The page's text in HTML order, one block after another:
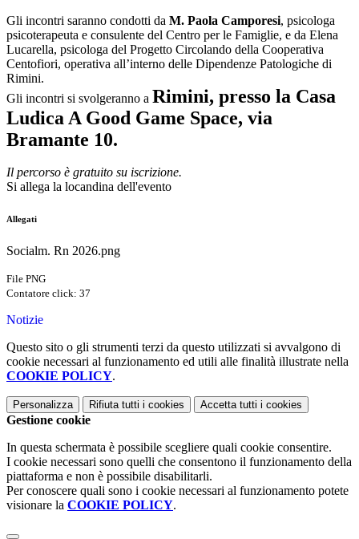
Gli incontri saranno condotti da M. Paola Camporesi, psicologa
psicoterapeuta e consulente del Centro per le Famiglie, e da Elena
Lucarella, psicologa del Progetto Circolando della Cooperativa
Centofiori, operativa all’interno delle Dipendenze Patologiche di
Rimini.
Gli incontri si svolgeranno a Rimini, presso la Casa
Ludica A Good Game Space, via
Bramante 10.
Il percorso è gratuito su iscrizione.
Si allega la locandina dell'evento
Allegati
Socialm. Rn 2026.png
File PNG
Contatore click: 37
Notizie
Questo sito o gli strumenti terzi da questo utilizzati si avvalgono di
cookie necessari al funzionamento ed utili alle finalità illustrate nella
COOKIE POLICY.
Personalizza Rifiuta tutti i cookies Accetta tutti i cookies
Gestione cookie
In questa schermata è possibile scegliere quali cookie consentire.
I cookie necessari sono quelli che consentono il funzionamento della
piattaforma e non è possibile disabilitarli.
Per conoscere quali sono i cookie necessari al funzionamento potete
visionare la COOKIE POLICY.